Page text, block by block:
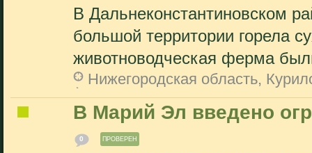
В Дальнеконстантиновском
большой территории горела
животноводческая ферма
Нижегородская область,
В Марий Эл введено
0 ПРОВЕРЕН